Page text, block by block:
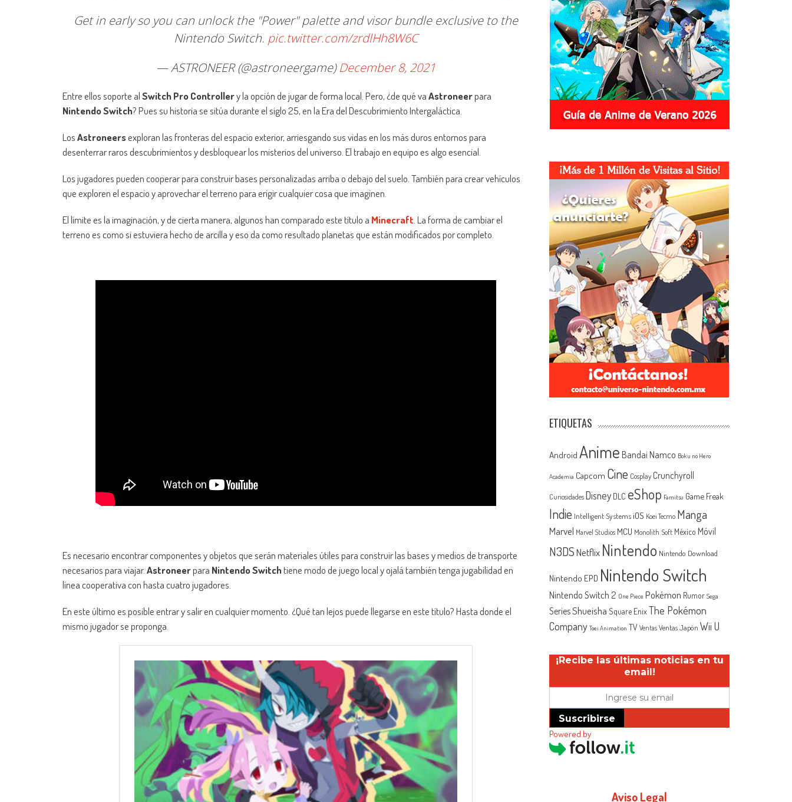
Get in early so you can unlock the "Power" palette and visor bundle exclusive to the
Nintendo Switch. pic.twitter.com/zrdlHh8W6C
— ASTRONEER (@astroneergame)December 8, 2021
Entre ellos soporte alSwitch Pro Controllery la opción de jugar de forma local. Pero, ¿de qué vaAstroneerpara
Nintendo Switch? Pues su historia se sitúa durante el siglo 25, en la Era del Descubrimiento Intergaláctica.
LosAstroneersexploran las fronteras del espacio exterior, arriesgando sus vidas en los más duros entornos para
desenterrar raros descubrimientos y desbloquear los misterios del universo. El trabajo en equipo es algo esencial.
Los jugadores pueden cooperar para construir bases personalizadas arriba o debajo del suelo. También para crear vehículos
que exploren el espacio y aprovechar el terreno para erigir cualquier cosa que imaginen.
El límite es la imaginación, y de cierta manera, algunos han comparado este título a Minecraft. La forma de cambiar el
terreno es como si estuviera hecho de arcilla y eso da como resultado planetas que están modificados por completo.
Es necesario encontrar componentes y objetos que serán materiales útiles para construir las bases y medios de transporte
necesarios para viajar.Astroneerpara Nintendo Switchtiene modo de juego local y ojalá también tenga jugabilidad en
línea cooperativa con hasta cuatro jugadores.
En este último es posible entrar y salir en cualquier momento. ¿Qué tan lejos puede llegarse en este título? Hasta donde el
mismo jugador se proponga.
ETIQUETAS
Android Anime Bandai Namco Boku no Hero
Academia Capcom Cine Cosplay Crunchyroll
Curiosidades Disney DLC eShop Famitsu Game Freak
Indie Intelligent Systems iOS Koei Tecmo Manga
Marvel Marvel Studios MCU Monolith Soft México Móvil
N3DSNetflix Nintendo Nintendo Download
Nintendo EPD Nintendo Switch
Nintendo Switch 2 One Piece Pokémon Rumor Sega
SeriesShueisha Square EnixThe Pokémon
Company Toei Animation TV Ventas Ventas Japón Wii U
¡Recibe las últimas noticias en tu
email!
Suscribirse
Powered by
Aviso Legal